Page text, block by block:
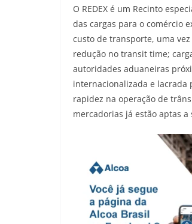
O REDEX é um Recinto
das cargas para o comércio
custo de transporte, uma
redução no transit time;
autoridades aduaneiras
internacionalizada e lacrada
rapidez na operação de
mercadorias já estão aptas